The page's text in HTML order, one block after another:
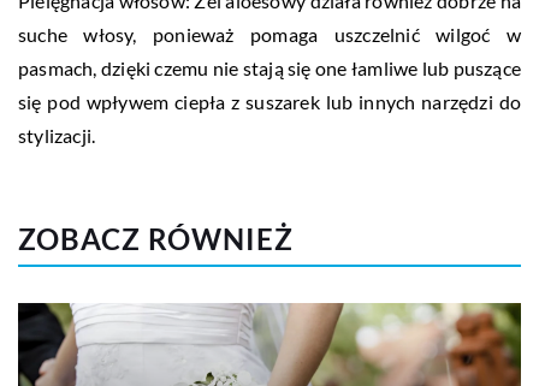
suche włosy, ponieważ pomaga uszczelnić wilgoć w
pasmach, dzięki czemu nie stają się one łamliwe lub puszące
się pod wpływem ciepła z suszarek lub innych narzędzi do
stylizacji.
ZOBACZ RÓWNIEŻ